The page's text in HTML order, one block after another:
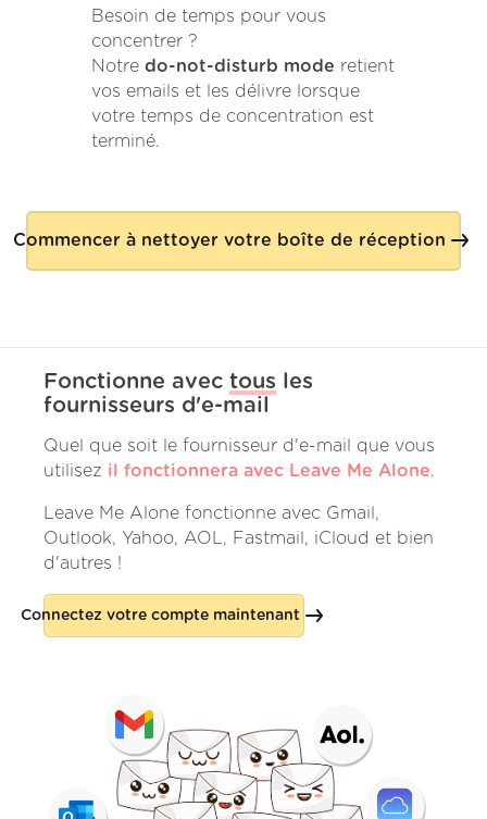
Besoin de temps pour vous
concentrer ?
Notre do-not-disturb mode retient
vos emails et les délivre lorsque
votre temps de concentration est
terminé.
Commencer à nettoyer votre boîte de réception
Fonctionne avec tous
les
fournisseurs d'e-mail
Quel que soit le fournisseur d'e-mail que vous
utilisez il fonctionnera avec Leave Me Alone.
Leave Me Alone fonctionne avec Gmail,
Outlook, Yahoo, AOL, Fastmail, iCloud et bien
d'autres !
Connectez votre compte maintenant